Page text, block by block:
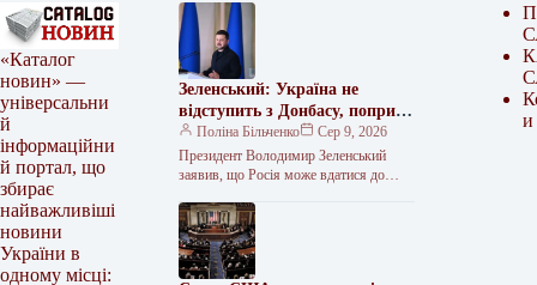
«Каталог
новин» —
універсальни
й
інформаційни
й портал, що
збирає
найважливіші
новини
України в
одному місці:
Зеленський: Україна не
відступить з Донбасу, попри
плани РФ щодо мобілізації
Поліна Більченко
Сер 9, 2026
Президент Володимир Зеленський
заявив, що Росія може вдатися до
залякування. За його словами, Кремль
також…
и